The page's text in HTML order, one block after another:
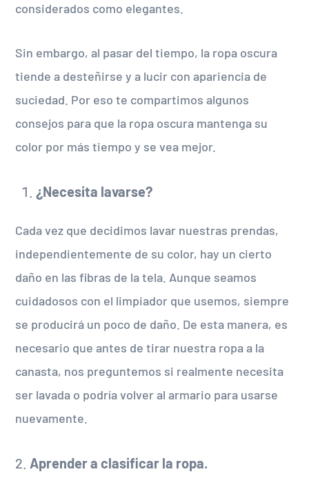
considerados como elegantes.
Sin embargo, al pasar del tiempo, la ropa oscura
tiende a desteñirse y a lucir con apariencia de
suciedad. Por eso te compartimos algunos
consejos para que la ropa oscura mantenga su
color por más tiempo y se vea mejor.
¿Necesita lavarse?
Cada vez que decidimos lavar nuestras prendas,
independientemente de su color, hay un cierto
daño en las fibras de la tela. Aunque seamos
cuidadosos con el limpiador que usemos, siempre
se producirá un poco de daño. De esta manera, es
necesario que antes de tirar nuestra ropa a la
canasta, nos preguntemos si realmente necesita
ser lavada o podría volver al armario para usarse
nuevamente.
2. Aprender a clasificar la ropa.